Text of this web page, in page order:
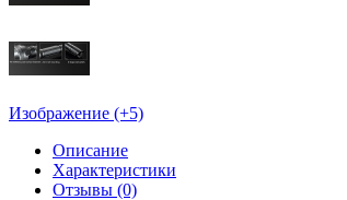
Изображение (+5)
Описание
Характеристики
Отзывы (0)